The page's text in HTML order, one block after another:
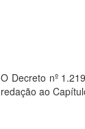
O Decreto nº
redação ao